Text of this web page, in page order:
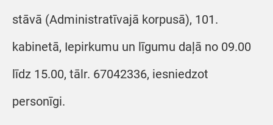
stāvā (Administratīvajā korpusā), 101.
kabinetā, Iepirkumu un līgumu daļā no 09.00
līdz 15.00, tālr. 67042336, iesniedzot
personīgi.